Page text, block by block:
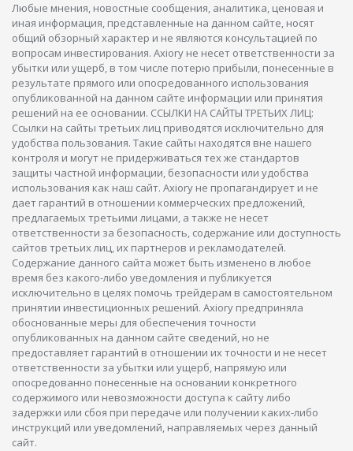
Любые мнения, новостные сообщения, аналитика, ценовая и
иная информация, представленные на данном сайте, носят
общий обзорный характер и не являются консультацией по
вопросам инвестирования. Axiory не несет ответственности за
убытки или ущерб, в том числе потерю прибыли, понесенные в
результате прямого или опосредованного использования
опубликованной на данном сайте информации или принятия
решений на ее основании. ССЫЛКИ НА САЙТЫ ТРЕТЬИХ ЛИЦ:
Ссылки на сайты третьих лиц приводятся исключительно для
удобства пользования. Такие сайты находятся вне нашего
контроля и могут не придерживаться тех же стандартов
защиты частной информации, безопасности или удобства
использования как наш сайт. Axiory не пропагандирует и не
дает гарантий в отношении коммерческих предложений,
предлагаемых третьими лицами, а также не несет
ответственности за безопасность, содержание или доступность
сайтов третьих лиц, их партнеров и рекламодателей.
Содержание данного сайта может быть изменено в любое
время без какого-либо уведомления и публикуется
исключительно в целях помочь трейдерам в самостоятельном
принятии инвестиционных решений. Axiory предприняла
обоснованные меры для обеспечения точности
опубликованных на данном сайте сведений, но не
предоставляет гарантий в отношении их точности и не несет
ответственности за убытки или ущерб, напрямую или
опосредованно понесенные на основании конкретного
содержимого или невозможности доступа к сайту либо
задержки или сбоя при передаче или получении каких-либо
инструкций или уведомлений, направляемых через данный
сайт.